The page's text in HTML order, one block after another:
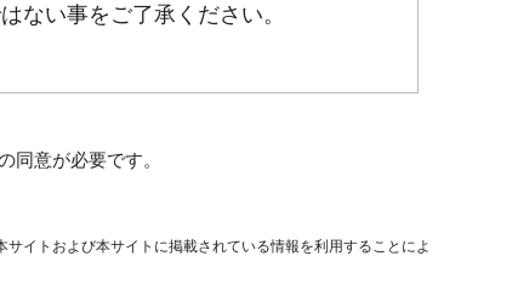
ない事をご了承ください。
同意が必要です。
イトおよび本サイトに掲載されている情報を利用することによ